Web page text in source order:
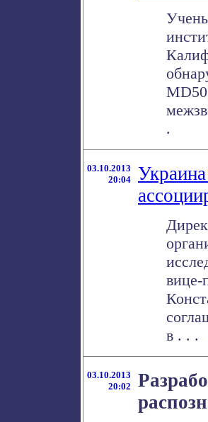
.
03.10.2013
20:04
Украина
вице-
в . . .
03.10.2013
20:02